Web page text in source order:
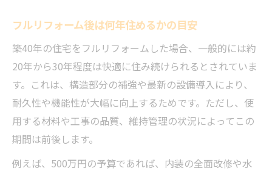
フルリフォーム後は何年住めるかの目安
築40年の住宅をフルリフォームした場合、一般的には約
20年から30年程度は快適に住み続けられるとされていま
す。これは、構造部分の補強や最新の設備導入により、
耐久性や機能性が大幅に向上するためです。ただし、使
用する材料や工事の品質、維持管理の状況によってこの
期間は前後します。
例えば、500万円の予算であれば、内装の全面改修や水